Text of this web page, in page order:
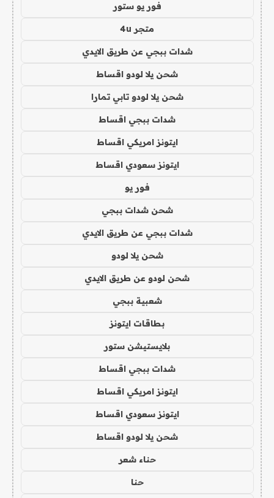
فور يو ستور
متجر 4u
شدات ببجي عن طريق الايدي
شحن يلا لودو اقساط
شحن يلا لودو تابي تمارا
شدات ببجي اقساط
ايتونز امريكي اقساط
ايتونز سعودي اقساط
فور يو
شحن شدات ببجي
شدات ببجي عن طريق الايدي
شحن يلا لودو
شحن لودو عن طريق الايدي
شعبية ببجي
بطاقات ايتونز
بلايستيشن ستور
شدات ببجي اقساط
ايتونز امريكي اقساط
ايتونز سعودي اقساط
شحن يلا لودو اقساط
حناء شعر
حنا